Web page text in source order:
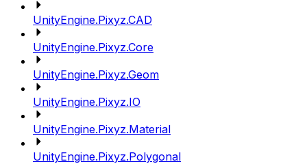
UnityEngine.Pixyz.CAD
UnityEngine.Pixyz.Core
UnityEngine.Pixyz.Geom
UnityEngine.Pixyz.IO
UnityEngine.Pixyz.Material
UnityEngine.Pixyz.Polygonal